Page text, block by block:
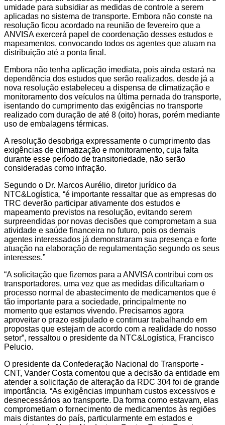
umidade para subsidiar as medidas de controle a serem
aplicadas no sistema de transporte. Embora não conste na
resolução ficou acordado na reunião de fevereiro que a
ANVISA exercerá papel de coordenação desses estudos e
mapeamentos, convocando todos os agentes que atuam na
distribuição até a ponta final.
Embora não tenha aplicação imediata, pois ainda estará na
dependência dos estudos que serão realizados, desde já a
nova resolução estabeleceu a dispensa de climatização e
monitoramento dos veículos na última pernada do transporte,
isentando do cumprimento das exigências no transporte
realizado com duração de até 8 (oito) horas, porém mediante
uso de embalagens térmicas.
A resolução desobriga expressamente o cumprimento das
exigências de climatização e monitoramento, cuja falta
durante esse período de transitoriedade, não serão
consideradas como infração.
Segundo o Dr. Marcos Aurélio, diretor jurídico da
NTC&Logística, “é importante ressaltar que as empresas do
TRC deverão participar ativamente dos estudos e
mapeamento previstos na resolução, evitando serem
surpreendidas por novas decisões que comprometam a sua
atividade e saúde financeira no futuro, pois os demais
agentes interessados já demonstraram sua presença e forte
atuação na elaboração de regulamentação segundo os seus
interesses.”
“A solicitação que fizemos para a ANVISA contribui com os
transportadores, uma vez que as medidas dificultariam o
processo normal de abastecimento de medicamentos que é
tão importante para a sociedade, principalmente no
momento que estamos vivendo. Precisamos agora
aproveitar o prazo estipulado e continuar trabalhando em
propostas que estejam de acordo com a realidade do nosso
setor”, ressaltou o presidente da NTC&Logística, Francisco
Pelucio.
O presidente da Confederação Nacional do Transporte -
CNT, Vander Costa comentou que a decisão da entidade em
atender a solicitação de alteração da RDC 304 foi de grande
importância. “As exigências impunham custos excessivos e
desnecessários ao transporte. Da forma como estavam, elas
comprometiam o fornecimento de medicamentos às regiões
mais distantes do país, particularmente em estados e